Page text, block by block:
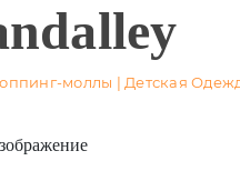
моллы | Детская